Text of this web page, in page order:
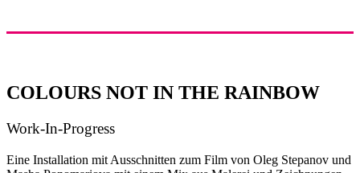
COLOURS NOT IN THE RAINBOW
Work-In-Progress
Eine Installation mit Ausschnitten zum Film von Oleg Stepanov und